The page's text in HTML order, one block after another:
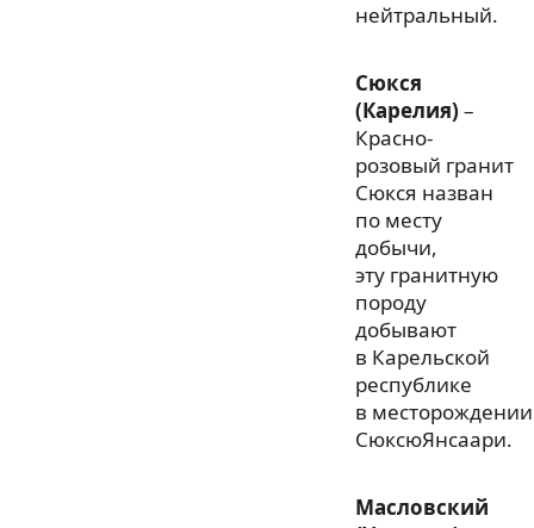
нейтральный.
Сюкся
(Карелия) –
Красно-
розовый гранит
Сюкся назван
по месту
добычи,
эту гранитную
породу
добывают
в Карельской
республике
в месторождении
СюксюЯнсаари.
Масловский